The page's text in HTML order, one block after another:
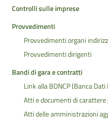
Controlli sulle imprese
Provvedimenti
Provvedimenti organi
Provvedimenti dirigenti
Bandi di gara e contratti
Link alla BDNCP (Banca
Atti e documenti di
Atti delle amministrazioni